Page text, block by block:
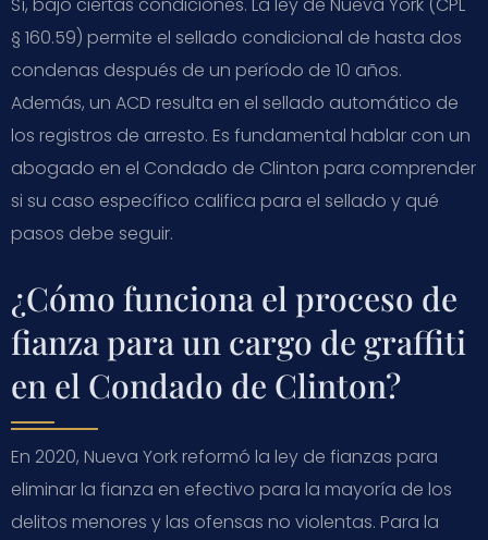
Sí, bajo ciertas condiciones. La ley de Nueva York (CPL
§ 160.59) permite el sellado condicional de hasta dos
condenas después de un período de 10 años.
Además, un ACD resulta en el sellado automático de
los registros de arresto. Es fundamental hablar con un
abogado en el Condado de Clinton para comprender
si su caso específico califica para el sellado y qué
pasos debe seguir.
¿Cómo funciona el proceso de
fianza para un cargo de graffiti
en el Condado de Clinton?
En 2020, Nueva York reformó la ley de fianzas para
eliminar la fianza en efectivo para la mayoría de los
delitos menores y las ofensas no violentas. Para la